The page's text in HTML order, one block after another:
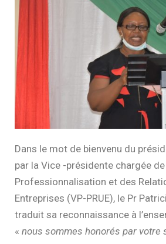
Dans le mot de bienvenu du
par la Vice -présidente chargée
Professionnalisation et des
Entreprises (VP-PRUE), le Pr
traduit sa reconnaissance à
« nous sommes honorés par votre